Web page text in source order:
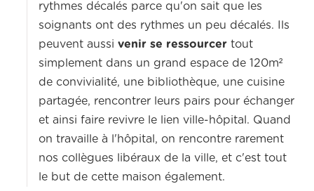
rythmes décalés parce qu'on sait que les
soignants ont des rythmes un peu décalés. Ils
peuvent aussivenir se ressourcer tout
simplement dans un grand espace de 120m²
de convivialité, une bibliothèque, une cuisine
partagée, rencontrer leurs pairs pour échanger
et ainsi faire revivre le lien ville-hôpital. Quand
on travaille à l'hôpital, on rencontre rarement
nos collègues libéraux de la ville, et c'est tout
le but de cette maison également.